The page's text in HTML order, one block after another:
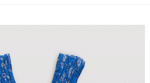
股份有限公司」（以下簡稱本公司）所提供，讓
，依約使用本公司帳單繳交帳款。
閱以下連結：
https://oppay.tw/userRule
含以上)免運費